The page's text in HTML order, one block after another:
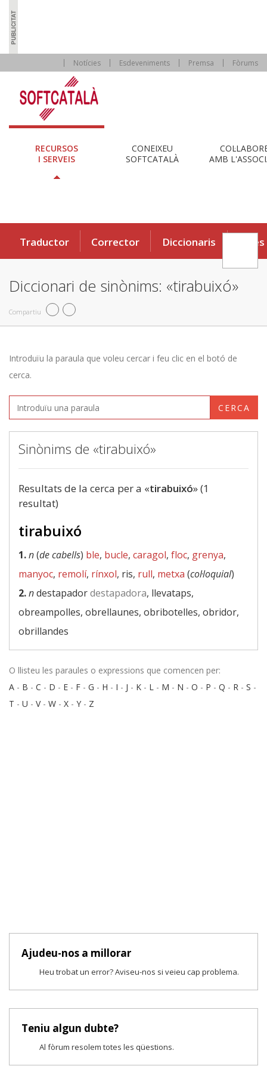
Notícies Esdeveniments Premsa Fòrums
RECURSOS
I SERVEIS
CONEIXEU
SOFTCATALÀ
AMB
Traductor Corrector Diccionaris Eines
Diccionari de sinònims: «tirabuixó»
Compartiu
Introduïu la paraula que voleu cercar i feu clic en el botó de
cerca.
CERCA
Sinònims de «tirabuixó»
Resultats de la cerca per a «tirabuixó» (1
resultat)
tirabuixó
1.n(de cabells) ble, bucle, caragol, floc, grenya,
manyoc, remolí, rínxol, ris, rull, metxa (col·loquial)
2.ndestapadordestapadora, llevataps,
obreampolles, obrellaunes, obribotelles, obridor,
obrillandes
O llisteu les paraules o expressions que comencen per:
A - B - C - D - E - F - G - H - I - J - K - L - M - N - O - P - Q - R - S -
T - U - V- W - X - Y - Z
Ajudeu-nos a millorar
Heu trobat un error? Aviseu-nos si veieu cap problema.
Teniu algun dubte?
Al fòrum resolem totes les qüestions.